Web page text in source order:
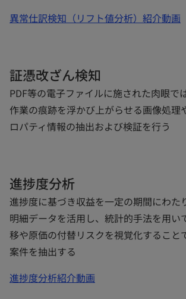
異常仕訳検知（リフト値分析）紹介動画
証憑改ざん検知
PDF等の電子ファイルに施された肉眼で
作業の痕跡を浮かび上がらせる画像処理
ロパティ情報の抽出および検証を行う
進捗度分析
進捗度に基づき収益を一定の期間にわた
明細データを活用し、統計的手法を用い
移や原価の付替リスクを視覚化すること
案件を抽出する
進捗度分析紹介動画